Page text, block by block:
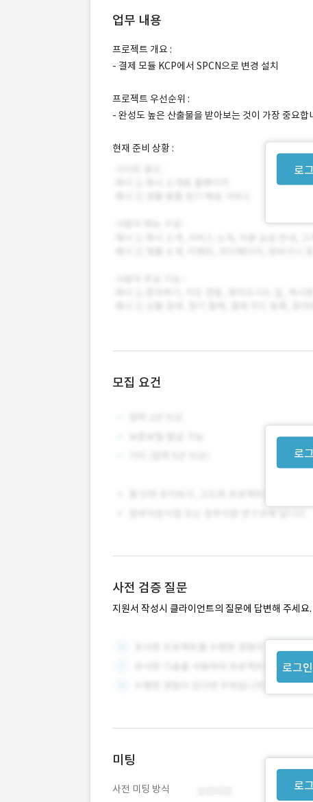
업무 내용
로
프로젝트 개요 :
- 결제 모듈 KCP에서 SPCN으로 변경 설치
프로젝트 우선순위 :
- 완성도 높은 산출물을 받아보는 것이 가장 중요합
현재 준비 상황 :
모집 요건
로
사전 검증 질문
지원서 작성시 클라이언트의 질문에 답변해 주세요.
로그
로
미팅
사전 미팅 방식